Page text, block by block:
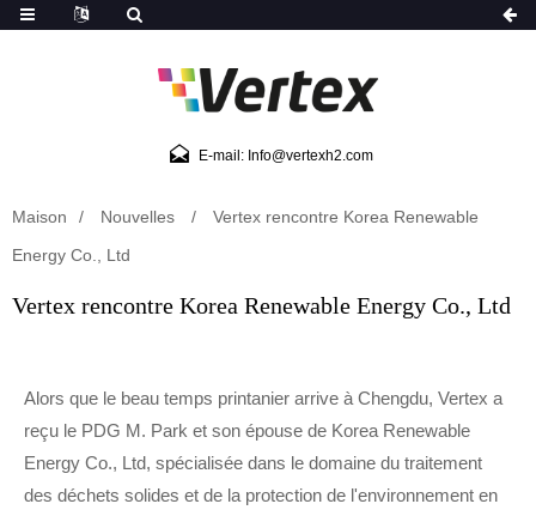
E-mail: Info@vertexh2.com
Maison Nouvelles
Vertex rencontre Korea Renewable
Energy Co., Ltd
Vertex rencontre Korea Renewable Energy Co., Ltd
Alors que le beau temps printanier arrive à Chengdu, Vertex a
reçu le PDG M. Park et son épouse de Korea Renewable
Energy Co., Ltd, spécialisée dans le domaine du traitement
des déchets solides et de la protection de l'environnement en